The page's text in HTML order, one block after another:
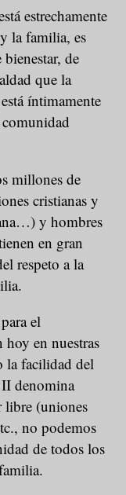
estrechamente
la familia, es
de
que la
íntimamente
millones de
cristianas y
y hombres
en gran
respeto a la
el
en nuestras
la facilidad del
denomina
libre (uniones
no podemos
de todos los